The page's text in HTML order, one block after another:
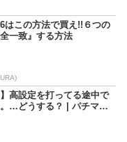
はこの方法で買え!!６つの
一致』する方法
】高設定を打ってる途中で
…どうする？ | パチマガ